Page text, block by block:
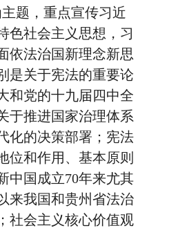
主题，重点宣传习近
色社会主义思想，习
依法治国新理念新思
是关于宪法的重要论
和党的十九届四中全
于推进国家治理体系
化的决策部署；宪法
位和作用、基本原则
中国成立70年来尤其
来我国和贵州省法治
社会主义核心价值观